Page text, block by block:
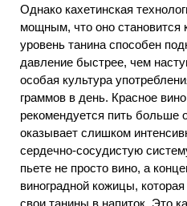
Однако кахетинская
мощным, что оно становится
уровень танина способен
давление быстрее, чем
особая культура
граммов в день. Красное
рекомендуется пить больше
оказывает слишком
сердечно-сосудистую
пьете не просто вино, а
виноградной кожицы,